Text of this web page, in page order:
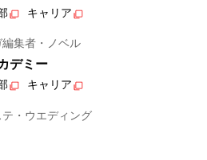
キャリア
集者・ノベル
デミー
キャリア
・ウエディング